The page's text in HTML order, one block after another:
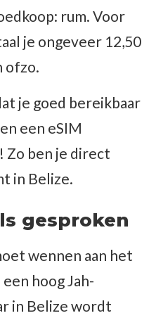
rum. Voor
je ongeveer 12,50
ofzo.
je goed bereikbaar
een eSIM
! Zo ben je direct
in Belize.
gesproken
wennen aan het
hoog Jah-
in Belize wordt